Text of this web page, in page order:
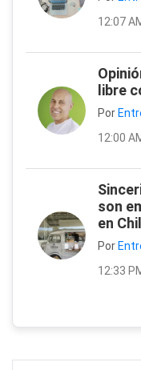
12:07
libre
Por
12:00
son
en
Por
12:33